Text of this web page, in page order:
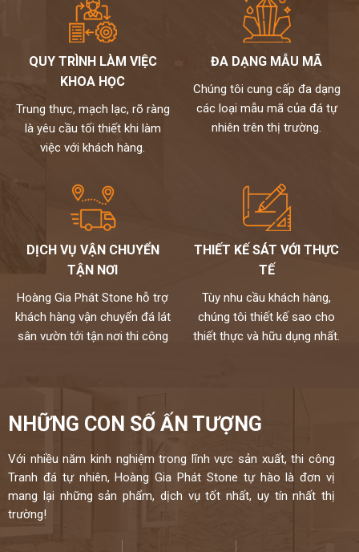
QUY TRÌNH LÀM VIỆC
KHOA HỌC
Trung thực, mạch lạc, rõ ràng
là yêu cầu tối thiết khi làm
việc với khách hàng.
ĐA DẠNG MẪU MÃ
Chúng tôi cung cấp đa dạng
các loại mẫu mã của đá tự
nhiên trên thị trường.
DỊCH VỤ VẬN CHUYỂN
TẬN NƠI
Hoàng Gia Phát Stone hỗ trợ
khách hàng vận chuyển đá lát
sân vườn tới tận nơi thi công
THIẾT KẾ SÁT VỚI THỰC
TẾ
Tùy nhu cầu khách hàng,
chúng tôi thiết kế sao cho
thiết thực và hữu dụng nhất.
NHỮNG CON SỐ ẤN TƯỢNG
Với nhiều năm kinh nghiệm trong lĩnh vực sản xuất, thi công
Tranh đá tự nhiên, Hoàng Gia Phát Stone tự hào là đơn vị
mang lại những sản phẩm, dịch vụ tốt nhất, uy tín nhất thị
trường!